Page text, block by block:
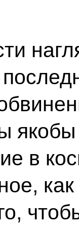
в